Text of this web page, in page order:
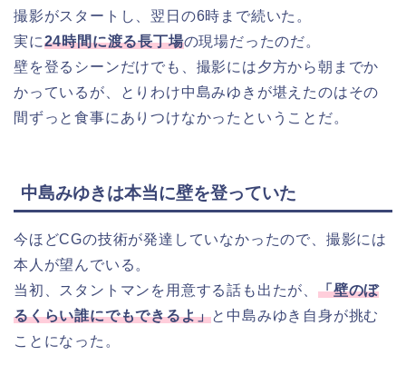
撮影がスタートし、翌日の6時まで続いた。
実に24時間に渡る長丁場の現場だったのだ。
壁を登るシーンだけでも、撮影には夕方から朝までか
かっているが、とりわけ中島みゆきが堪えたのはその
間ずっと食事にありつけなかったということだ。
中島みゆきは本当に壁を登っていた
今ほどCGの技術が発達していなかったので、撮影には
本人が望んでいる。
当初、スタントマンを用意する話も出たが、 「壁のぼ
るくらい誰にでもできるよ」と中島みゆき自身が挑む
ことになった。